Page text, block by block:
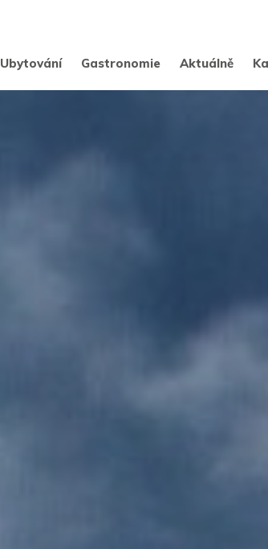
Ubytování Gastronomie Aktuálně